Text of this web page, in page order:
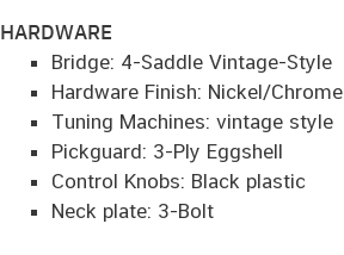
HARDWARE
Bridge: 4-Saddle Vintage-Style
Hardware Finish: Nickel/Chrome
Tuning Machines: vintage style
Pickguard: 3-Ply Eggshell
Control Knobs: Black plastic
Neck plate: 3-Bolt